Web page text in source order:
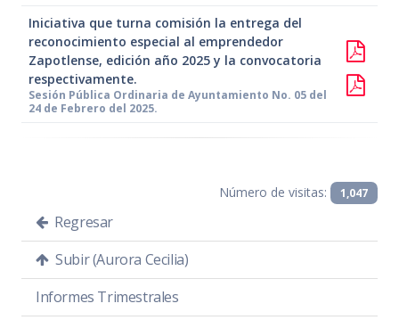
Iniciativa que turna comisión la entrega del
reconocimiento especial al emprendedor
Zapotlense, edición año 2025 y la convocatoria
respectivamente.
Sesión Pública Ordinaria de Ayuntamiento No. 05 del
24 de Febrero del 2025.
Número de visitas: 1,047
Regresar
Subir (Aurora Cecilia)
Informes Trimestrales